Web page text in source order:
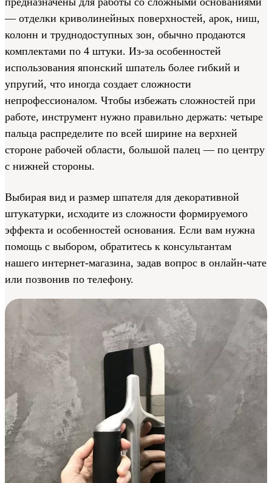
— отделки криволинейных поверхностей, арок, ниш,
колонн и труднодоступных зон, обычно продаются
комплектами по 4 штуки. Из-за особенностей
использования японский шпатель более гибкий и
упругий, что иногда создает сложности
непрофессионалом. Чтобы избежать сложностей при
работе, инструмент нужно правильно держать: четыре
пальца распределите по всей ширине на верхней
стороне рабочей области, большой палец — по центру
с нижней стороны.
Выбирая вид и размер шпателя для декоративной
штукатурки, исходите из сложности формируемого
эффекта и особенностей основания. Если вам нужна
помощь с выбором, обратитесь к консультантам
нашего интернет-магазина, задав вопрос в онлайн-чате
или позвонив по телефону.